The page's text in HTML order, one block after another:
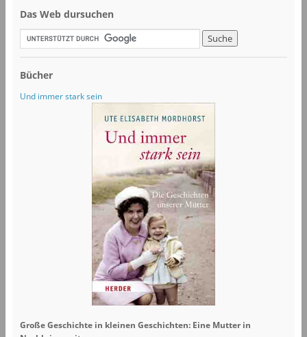
Das Web dursuchen
Bücher
Und immer stark sein
Große Geschichte in kleinen Geschichten: Eine Mutter in